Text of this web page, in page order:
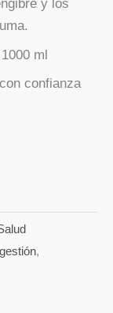
y los
ml
confianza
,